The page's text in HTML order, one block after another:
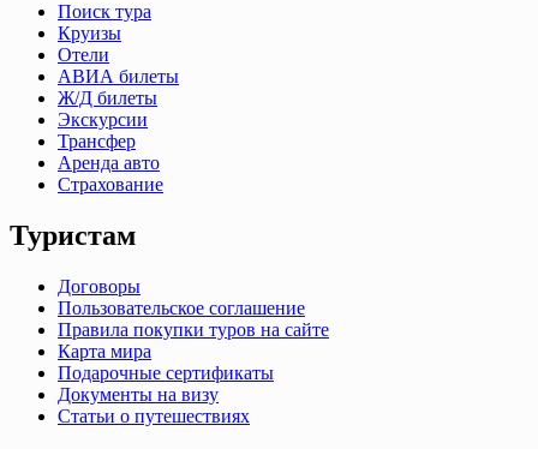
Поиск тура
Круизы
Отели
АВИА билеты
Ж/Д билеты
Экскурсии
Трансфер
Аренда авто
Страхование
Туристам
Договоры
Пользовательское соглашение
Правила покупки туров на сайте
Карта мира
Подарочные сертификаты
Документы на визу
Статьи о путешествиях